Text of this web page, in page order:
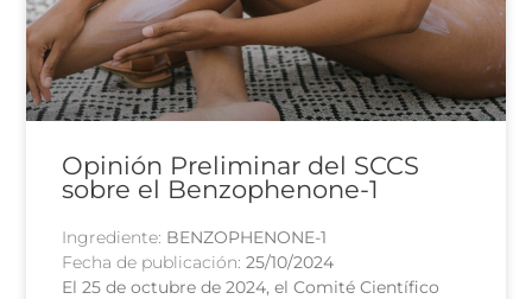
Opinión Preliminar del SCCS
sobre el Benzophenone-1
Ingrediente: BENZOPHENONE-1
Fecha de publicación:25/10/2024
El 25 de octubre de 2024, el Comité Científico